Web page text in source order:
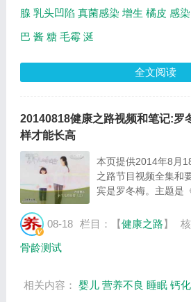
腺 乳头凹陷 真菌感染 增生 橘皮 感染
巴 酱 糖 毛霉 涎
全文阅读
20140818健康之路视频和笔记:罗
样才能长高
本页提供2014年8月
之路节目视频全集和
宾是罗冬梅。主题是
响更大，身高的预测
08-18 栏目：【健康之路】
骨龄测试
相关内容： 婴儿 营养不良 睡眠 钙化